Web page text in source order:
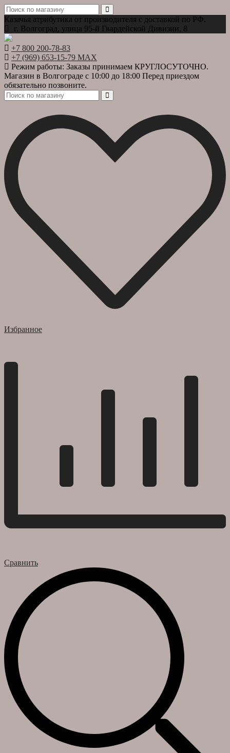
Казачья атрибутика от производителя с доставкой по РФ.
г. Волгоград, улица 95-й Гвардейской Дивизии, 8
+7 800 200-78-83
+7 (969) 653-15-79 MAX
Режим работы: Заказы принимаем КРУГЛОСУТОЧНО.
Магазин в Волгограде с 10:00 до 18:00 Перед приездом
обязательно позвоните.
Избранное
Сравнить